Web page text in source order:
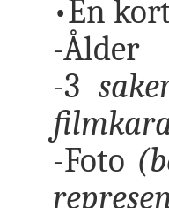
•En
-Ålder
-3
-Foto